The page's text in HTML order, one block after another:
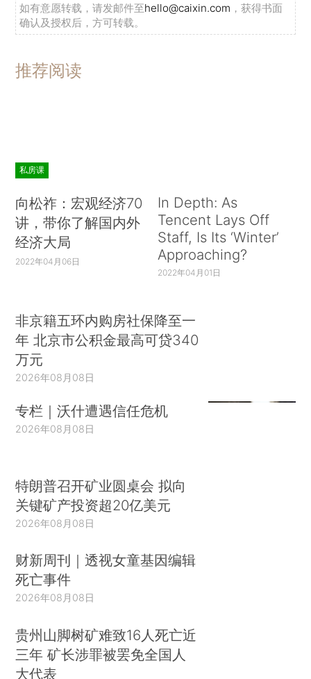
如有意愿转载，请发邮件至hello@caixin.com ，获得书面
确认及授权后，方可转载。
推荐阅读
私房课
向松祚：宏观经济70
讲，带你了解国内外
经济大局
2022年04月06日
In Depth: As
Tencent Lays Off
Staff, Is Its ‘Winter’
Approaching?
2022年04月01日
非京籍五环内购房社保降至一
年 北京市公积金最高可贷340
万元
2026年08月08日
专栏｜沃什遭遇信任危机
2026年08月08日
特朗普召开矿业圆桌会 拟向
关键矿产投资超20亿美元
2026年08月08日
财新周刊｜透视女童基因编辑
死亡事件
2026年08月08日
贵州山脚树矿难致16人死亡近
三年 矿长涉罪被罢免全国人
大代表